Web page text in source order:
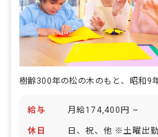
給与 月給174,400円 ~
休日
日、祝、他 ※土曜出